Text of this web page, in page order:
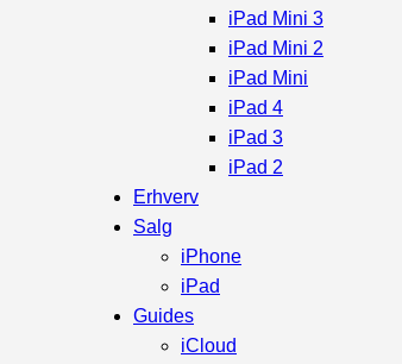
iPad Mini 3
iPad Mini 2
iPad Mini
iPad 4
iPad 3
iPad 2
Erhverv
Salg
iPhone
iPad
Guides
iCloud